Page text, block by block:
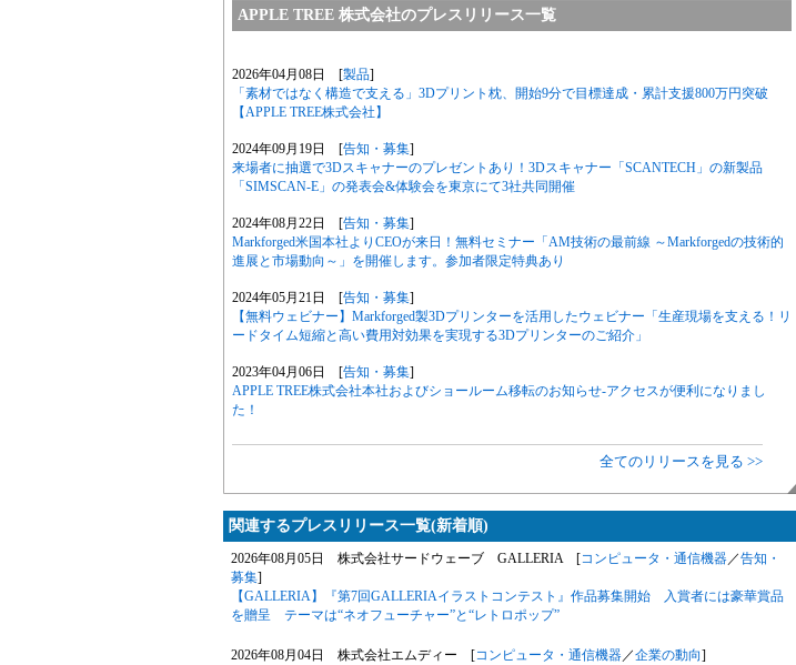
APPLE TREE 株式会社のプレスリリース一覧
2026年04月08日 [製品]
「素材ではなく構造で支える」3Dプリント枕、開始9分で目標達成・累計支援800万円突破
【APPLE TREE株式会社】
2024年09月19日 [告知・募集]
来場者に抽選で3Dスキャナーのプレゼントあり！3Dスキャナー「SCANTECH」の新製品
「SIMSCAN-E」の発表会&体験会を東京にて3社共同開催
2024年08月22日 [告知・募集]
Markforged米国本社よりCEOが来日！無料セミナー「AM技術の最前線 ～Markforgedの技術的
進展と市場動向～」を開催します。参加者限定特典あり
2024年05月21日 [告知・募集]
【無料ウェビナー】Markforged製3Dプリンターを活用したウェビナー「生産現場を支える！リ
ードタイム短縮と高い費用対効果を実現する3Dプリンターのご紹介」
2023年04月06日 [告知・募集]
APPLE TREE株式会社本社およびショールーム移転のお知らせ-アクセスが便利になりまし
た！
全てのリリースを見る >>
関連するプレスリリース一覧(新着順)
2026年08月05日 株式会社サードウェーブ GALLERIA [コンピュータ・通信機器／告知・
募集]
【GALLERIA】『第7回GALLERIAイラストコンテスト』作品募集開始 入賞者には豪華賞品
を贈呈 テーマは“ネオフューチャー”と“レトロポップ”
2026年08月04日 株式会社エムディー [コンピュータ・通信機器／企業の動向]